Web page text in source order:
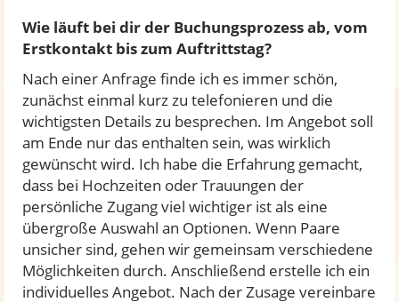
Wie läuft bei dir der Buchungsprozess ab, vom
Erstkontakt bis zum Auftrittstag?
Nach einer Anfrage finde ich es immer schön,
zunächst einmal kurz zu telefonieren und die
wichtigsten Details zu besprechen. Im Angebot soll
am Ende nur das enthalten sein, was wirklich
gewünscht wird. Ich habe die Erfahrung gemacht,
dass bei Hochzeiten oder Trauungen der
persönliche Zugang viel wichtiger ist als eine
übergroße Auswahl an Optionen. Wenn Paare
unsicher sind, gehen wir gemeinsam verschiedene
Möglichkeiten durch. Anschließend erstelle ich ein
individuelles Angebot. Nach der Zusage vereinbare